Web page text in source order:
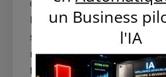
d’argent fumant.
Bref, même si ça ne semble pas
semble que la meilleure façon de
millionnaire soit d’aller à
formation qui a un bon